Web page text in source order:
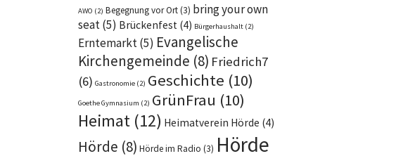
AWO (2) Begegnung vor Ort(3) bring your own
seat(5) Brückenfest (4) Bürgerhaushalt (2)
Erntemarkt(5) Evangelische
Kirchengemeinde (8) Friedrich7
(6) Gastronomie (2) Geschichte (10)
Goethe Gymnasium (2) GrünFrau (10)
Heimat (12) Heimatverein Hörde (4)
Hörde (8) Hörde im Radio (3) Hörde